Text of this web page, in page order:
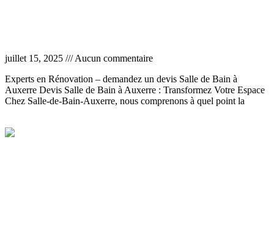
juillet 15, 2025
Aucun commentaire
Experts en Rénovation – demandez un devis Salle de Bain à
Auxerre Devis Salle de Bain à Auxerre : Transformez Votre Espace
Chez Salle-de-Bain-Auxerre, nous comprenons à quel point la